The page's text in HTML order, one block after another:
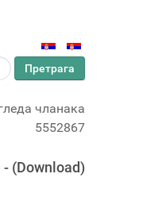
Претрага
чланака
5552867
(Download)